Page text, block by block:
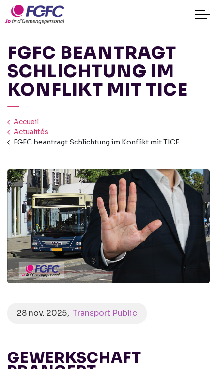
FGFC BEANTRAGT
SCHLICHTUNG IM
KONFLIKT MIT TICE
Accueil
Actualités
FGFC beantragt Schlichtung im Konflikt mit TICE
28 nov. 2025 Transport Public
GEWERKSCHAFT